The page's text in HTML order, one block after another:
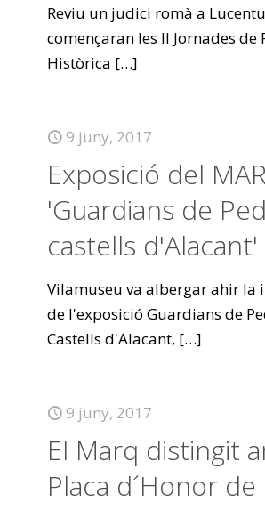
Reviu un judici romà a
començaran les II Jornades de
Històrica […]
9 juny, 2017
Exposició del
'Guardians de
castells d'Alacant'
Vilamuseu va albergar ahir la
de l'exposició Guardians de
Castells d'Alacant, […]
9 juny, 2017
El Marq distingit
Placa d´Honor de